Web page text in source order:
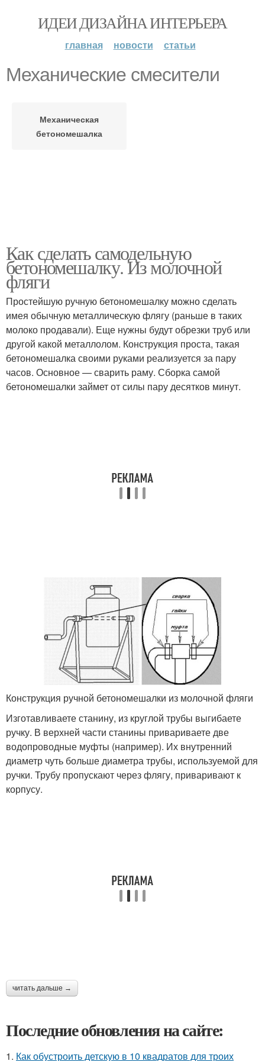
ИДЕИ ДИЗАЙНА ИНТЕРЬЕРА
главная новости статьи
Механические смесители
Механическая
бетономешалка
Как сделать самодельную
бетономешалку. Из молочной
фляги
Простейшую ручную бетономешалку можно сделать
имея обычную металлическую флягу (раньше в таких
молоко продавали). Еще нужны будут обрезки труб или
другой какой металлолом. Конструкция проста, такая
бетономешалка своими руками реализуется за пару
часов. Основное — сварить раму. Сборка самой
бетономешалки займет от силы пару десятков минут.
Конструкция ручной бетономешалки из молочной фляги
Изготавливаете станину, из круглой трубы выгибаете
ручку. В верхней части станины привариваете две
водопроводные муфты (например). Их внутренний
диаметр чуть больше диаметра трубы, используемой для
ручки. Трубу пропускают через флягу, приваривают к
корпусу.
читать дальше →
Последние обновления на сайте:
1. Как обустроить детскую в 10 квадратов для троих